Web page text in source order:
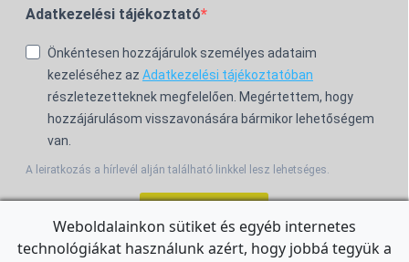
Adatkezelési tájékoztató
Önkéntesen hozzájárulok személyes adataim
kezeléséhez az Adatkezelési tájékoztatóban
részletezetteknek megfelelően. Megértettem, hogy
hozzájárulásom visszavonására bármikor lehetőségem
van.
A leiratkozás a hírlevél alján található linkkel lesz lehetséges.
Weboldalainkon sütiket és egyéb internetes
technológiákat használunk azért, hogy jobbá tegyük a